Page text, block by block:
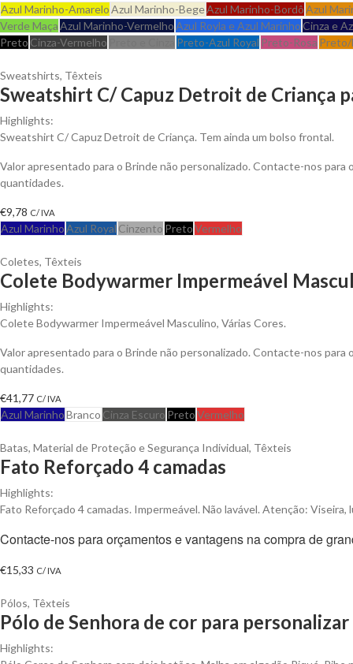
Azul Marinho-AmareloAzul Marinho-BegeAzul Marinho-BordôAzul
Verde MaçaAzul Marinho-VermelhoAzul Royla e Azul Marinho Cinza e
Preto Cinza-Vermelho Preto-Azul Royal Preto-Rosa Preto/
Sweatshirts, Têxteis
Sweatshirt C/ Capuz Detroit de Criança
Highlights:
Sweatshirt C/ Capuz Detroit de Criança. Tem ainda um bolso frontal.
Valor apresentado para o Brinde não personalizado. Contacte-nos
quantidades.
€9,78 C/ IVA
Azul MarinhoAzul Royal Cinzento PretoVermelho
Coletes, Têxteis
Colete Bodywarmer Impermeável
Highlights:
Colete Bodywarmer Impermeável Masculino, Várias Cores.
Valor apresentado para o Brinde não personalizado. Contacte-nos
quantidades.
€41,77 C/ IVA
Azul MarinhoBranco Cinza Escuro PretoVermelho
Batas, Material de Proteção e Segurança Individual, Têxteis
Fato Reforçado 4 camadas
Highlights:
Fato Reforçado 4 camadas. Impermeável. Não lavável. Atenção:
Contacte-nos para orçamentos e vantagens na compra de
€15,33 C/ IVA
Pólos, Têxteis
Pólo de Senhora de cor para personalizar
Highlights: